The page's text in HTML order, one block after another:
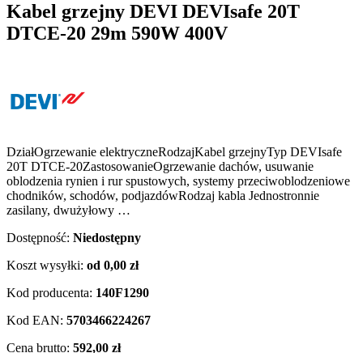
Kabel grzejny DEVI DEVIsafe 20T
DTCE-20 29m 590W 400V
DziałOgrzewanie elektryczneRodzajKabel grzejnyTyp DEVIsafe
20T DTCE-20ZastosowanieOgrzewanie dachów, usuwanie
oblodzenia rynien i rur spustowych, systemy przeciwoblodzeniowe
chodników, schodów, podjazdówRodzaj kabla Jednostronnie
zasilany, dwużyłowy …
Dostępność: Niedostępny
Koszt wysyłki: od 0,00 zł
Kod producenta: 140F1290
Kod EAN: 5703466224267
Cena brutto: 592,00 zł